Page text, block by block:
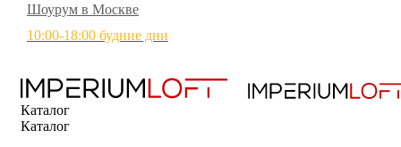
Шоурум в Москве
10:00-18:00 будние дни
Каталог
Каталог